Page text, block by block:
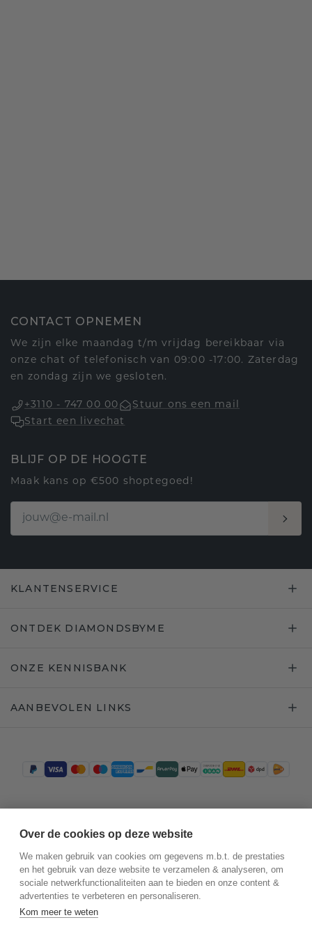
CONTACT OPNEMEN
We zijn elke maandag t/m vrijdag bereikbaar via
onze chat of telefonisch van 09:00 -17:00. Zaterdag
en zondag zijn we gesloten.
+3110 - 747 00 00
Stuur ons een mail
Start een livechat
BLIJF OP DE HOOGTE
Maak kans op €500 shoptegoed!
KLANTENSERVICE
ONTDEK DIAMONDSBYME
ONZE KENNISBANK
AANBEVOLEN LINKS
Over de cookies op deze website
We maken gebruik van cookies om gegevens m.b.t. de prestaties
en het gebruik van deze website te verzamelen & analyseren, om
sociale netwerkfunctionaliteiten aan te bieden en onze content &
advertenties te verbeteren en personaliseren.
Kom meer te weten